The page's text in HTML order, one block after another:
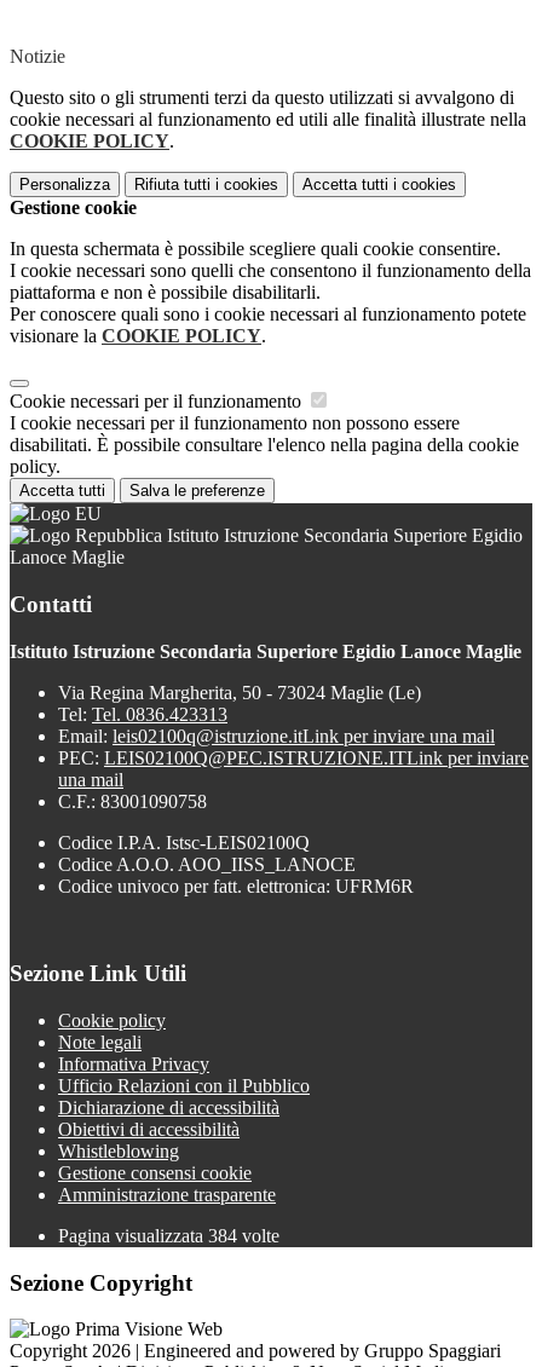
Notizie
Questo sito o gli strumenti terzi da questo utilizzati si avvalgono di
cookie necessari al funzionamento ed utili alle finalità illustrate nella
COOKIE POLICY.
Personalizza Rifiuta tutti i cookies Accetta tutti i cookies
Gestione cookie
In questa schermata è possibile scegliere quali cookie consentire.
I cookie necessari sono quelli che consentono il funzionamento della
piattaforma e non è possibile disabilitarli.
Per conoscere quali sono i cookie necessari al funzionamento potete
visionare la COOKIE POLICY.
Cookie necessari per il funzionamento
I cookie necessari per il funzionamento non possono essere
disabilitati. È possibile consultare l'elenco nella pagina della cookie
policy.
Accetta tutti Salva le preferenze
Istituto Istruzione Secondaria Superiore Egidio
Lanoce Maglie
Contatti
Istituto Istruzione Secondaria Superiore Egidio Lanoce Maglie
Via Regina Margherita, 50 - 73024 Maglie (Le)
Tel: Tel. 0836.423313
Email: leis02100q@istruzione.itLink per inviare una mail
PEC: LEIS02100Q@PEC.ISTRUZIONE.ITLink per inviare
una mail
C.F.: 83001090758
Codice I.P.A. Istsc-LEIS02100Q
Codice A.O.O. AOO_IISS_LANOCE
Codice univoco per fatt. elettronica: UFRM6R
Sezione Link Utili
Cookie policy
Note legali
Informativa Privacy
Ufficio Relazioni con il Pubblico
Dichiarazione di accessibilità
Obiettivi di accessibilità
Whistleblowing
Gestione consensi cookie
Amministrazione trasparente
Pagina visualizzata 384 volte
Sezione Copyright
Copyright 2026 | Engineered and powered by Gruppo Spaggiari